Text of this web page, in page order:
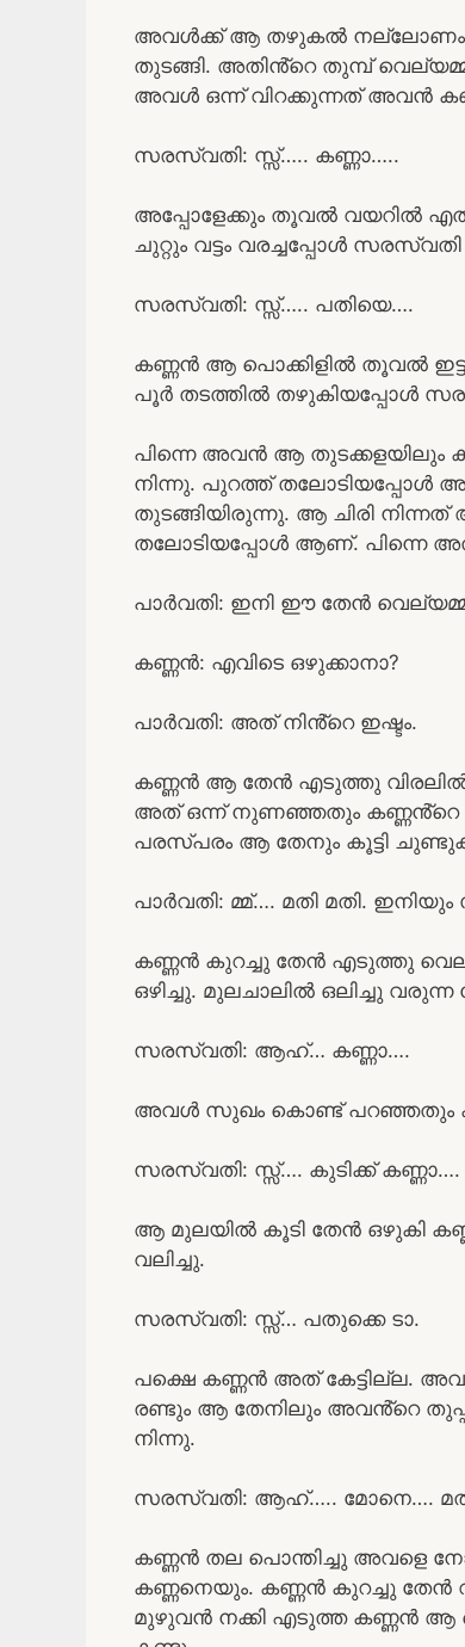
അവൾക്ക് ആ തഴുകൽ നല്ലോണം
തുടങ്ങി. അതിൻ്റെ തുമ്പ്
അവൾ ഒന്ന് വിറക്കുന്നത് അവൻ
സരസ്വതി: സ്സ്‌….. കണ്ണാ…..
അപ്പോളേക്കും തൂവൽ വയറിൽ
ചുറ്റും വട്ടം വരച്ചപ്പോൾ
സരസ്വതി: സ്സ്‌….. പതിയെ….
കണ്ണൻ ആ പൊക്കിളിൽ തൂവൽ ഇട്ടു
പൂർ തടത്തിൽ തഴുകിയപ്പോൾ
പിന്നെ അവൻ ആ തുടക്കളയിലും
നിന്നു. പുറത്ത് തലോടിയപ്പോൾ
തുടങ്ങിയിരുന്നു. ആ ചിരി
തലോടിയപ്പോൾ ആണ്. പിന്നെ
പാർവതി: ഇനി ഈ തേൻ
കണ്ണൻ: എവിടെ ഒഴുക്കാനാ?
പാർവതി: അത് നിൻ്റെ ഇഷ്ടം.
കണ്ണൻ ആ തേൻ എടുത്തു
അത് ഒന്ന് നുണഞ്ഞതും കണ്ണൻ്റെ
പരസ്പരം ആ തേനും കൂട്ടി
പാർവതി: മ്മ്…. മതി മതി.
കണ്ണൻ കുറച്ചു തേൻ എടുത്തു
ഒഴിച്ചു. മുലചാലിൽ ഒലിച്ചു
സരസ്വതി: ആഹ്… കണ്ണാ….
അവൾ സുഖം കൊണ്ട് പറഞ്ഞതും
സരസ്വതി: സ്സ്‌…. കുടിക്ക് കണ്ണാ….
ആ മുലയിൽ കൂടി തേൻ ഒഴുകി
വലിച്ചു.
സരസ്വതി: സ്സ്‌… പതുക്കെ ടാ.
പക്ഷെ കണ്ണൻ അത് കേട്ടില്ല.
രണ്ടും ആ തേനിലും അവൻ്റെ
നിന്നു.
സരസ്വതി: ആഹ്….. മോനെ….
കണ്ണൻ തല പൊന്തിച്ചു അവളെ
കണ്ണനെയും. കണ്ണൻ കുറച്ചു തേൻ
മുഴുവൻ നക്കി എടുത്ത കണ്ണൻ ആ